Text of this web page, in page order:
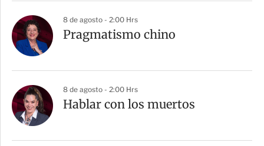
8 de agosto - 2:00 Hrs
Pragmatismo chino
8 de agosto - 2:00 Hrs
Hablar con los muertos